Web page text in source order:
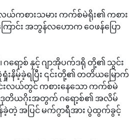
ကစားသမား ကက်စ်မဲရိုး၏ ကစား
ာင်း အဘွန်လဟောက ဝေဖန်ပြော
ော့စ် နှင့် ဂျာအိုပက်ဒရို တို့၏ သွင်း
နိမ့်ခဲ့ရပြီး ၎င်းတို့၏ တတိယမြောက်
ယ်တွင် ကစားနေသော ကက်စ်မဲ
ဒုတိယဂိုးအတွက် ဂရော့စ်၏ အလိမ်
ခဲ့တဲ့ အပြင် မက်ဂွာရီအား ပွဲထွက်ခွင့်